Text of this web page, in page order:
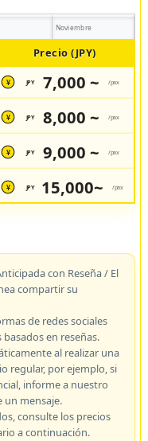
Noviembre
Precio (JPY)
¥ JPY 7,000 ~ /pax
¥ JPY 8,000 ~ /pax
¥ JPY 9,000 ~ /pax
¥ JPY 15,000~ /pax
con Reseña / El
compartir su
de redes sociales
en reseñas.
al realizar una
regular, por ejemplo, si
informe a nuestro
un mensaje.
consulte los precios
a continuación.